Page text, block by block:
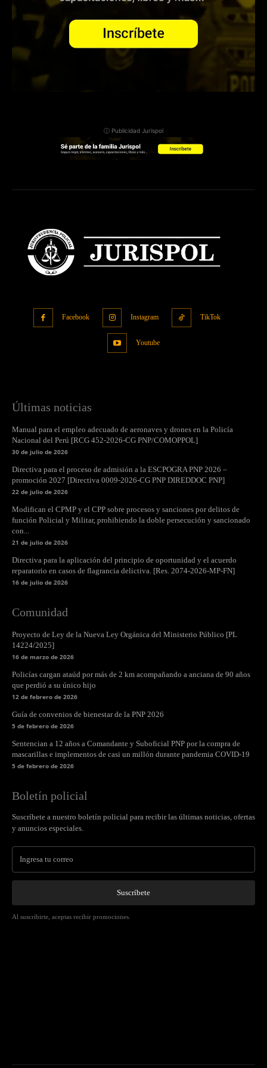
ⓘ Publicidad Jurispol
Facebook Instagram TikTok
Youtube
Últimas noticias
Manual para el empleo adecuado de aeronaves y drones en la Policía
Nacional del Perú [RCG 452-2026-CG PNP/COMOPPOL]
30 de julio de 2026
Directiva para el proceso de admisión a la ESCPOGRA PNP 2026 –
promoción 2027 [Directiva 0009-2026-CG PNP DIREDDOC PNP]
22 de julio de 2026
Modifican el CPMP y el CPP sobre procesos y sanciones por delitos de
función Policial y Militar, prohibiendo la doble persecución y sancionado
con...
21 de julio de 2026
Directiva para la aplicación del principio de oportunidad y el acuerdo
reparatorio en casos de flagrancia delictiva. [Res. 2074-2026-MP-FN]
16 de julio de 2026
Comunidad
Proyecto de Ley de la Nueva Ley Orgánica del Ministerio Público [PL
14224/2025]
16 de marzo de 2026
Policías cargan ataúd por más de 2 km acompañando a anciana de 90 años
que perdió a su único hijo
12 de febrero de 2026
Guía de convenios de bienestar de la PNP 2026
5 de febrero de 2026
Sentencian a 12 años a Comandante y Suboficial PNP por la compra de
mascarillas e implementos de casi un millón durante pandemia COVID-19
5 de febrero de 2026
Boletín policial
Suscríbete a nuestro boletín policial para recibir las últimas noticias, ofertas
y anuncios especiales.
Suscríbete
Al suscribirte, aceptas recibir promociones.